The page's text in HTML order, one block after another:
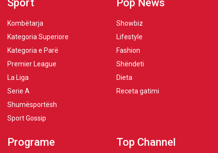
Sport
Kombëtarja
Kategoria Superiore
Kategoria e Parë
Premier League
La Liga
Serie A
Shumësportësh
Sport Gossip
Pop News
Showbiz
Lifestyle
Fashion
Shëndeti
Dieta
Receta gatimi
Programe Top Channel